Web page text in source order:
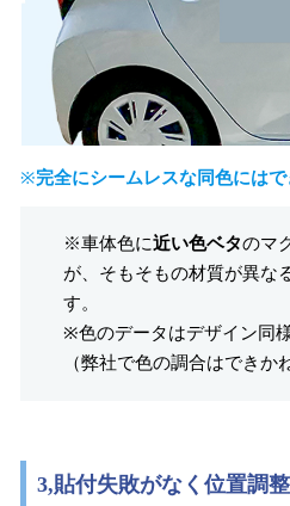
※完全にシームレスな同色には
※車体色に近い色ベタのマ
が、そもそもの材質が異な
す。
※色のデータはデザイン同
（弊社で色の調合はできか
3,貼付失敗がなく位置調